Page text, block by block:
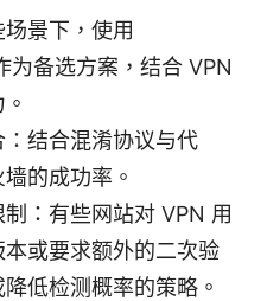
景下，使用
为备选方案，结合 VPN
结合混淆协议与代
的成功率。
：有些网站对 VPN 用
或要求额外的二次验
低检测概率的策略。